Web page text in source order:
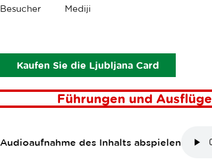
Besucher Mediji
Kaufen Sie die Ljubljana Card
Führungen und Ausflüge
Krümel
RATHAUS
Audioaufnahme des Inhalts abspielen